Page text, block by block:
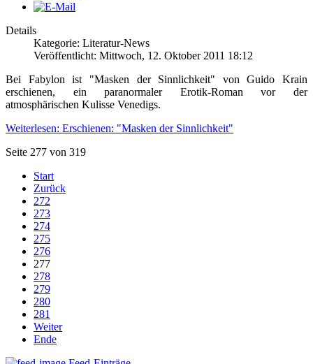
Details
Kategorie: Literatur-News
Veröffentlicht: Mittwoch, 12. Oktober 2011 18:12
Bei Fabylon ist "Masken der Sinnlichkeit" von Guido Krain
erschienen, ein paranormaler Erotik-Roman vor der
atmosphärischen Kulisse Venedigs.
Weiterlesen: Erschienen: "Masken der Sinnlichkeit"
Seite 277 von 319
Start
Zurück
272
273
274
275
276
277
278
279
280
281
Weiter
Ende